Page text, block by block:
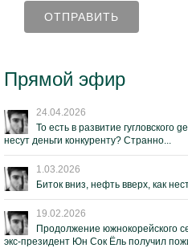
Прямой эфир
24.04.2026
То есть в развитие гугловского
несут деньги конкуренту? Странно...
1.03.2026
Биток вниз, нефть вверх, как
19.02.2026
Продолжение южнокорейского
экс-президент Юн Сок Ёль получил